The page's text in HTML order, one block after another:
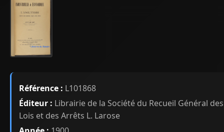
Référence : L101868
Éditeur : Librairie de la Société du Recueil Général des
Lois et des Arrêts L. Larose